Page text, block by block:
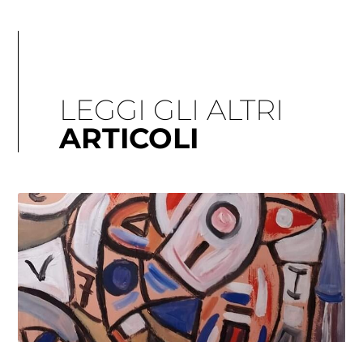
LEGGI GLI ALTRI
ARTICOLI
PaginaPagina
Pagina
Pagina
Pagina